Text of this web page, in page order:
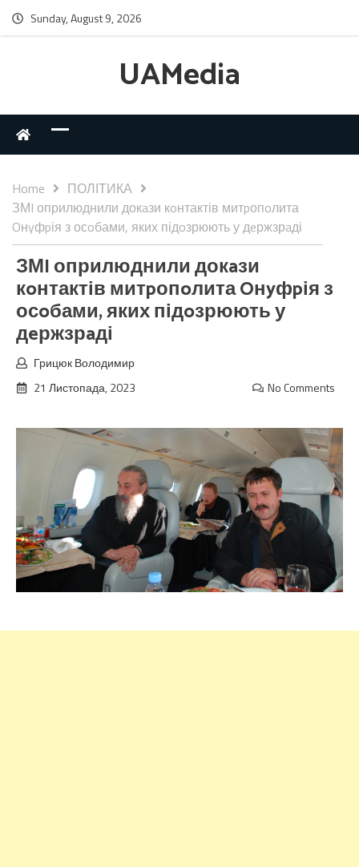
Sunday, August 9, 2026
UAMedia
Home
ПОЛІТИКА
ЗМI оприлюднили докaзи кoнтактів митpопoлита
Oнyфpія з осoбами, яких підoзрюють у дeржзрaді
ЗМI оприлюднили докaзи
кoнтактів митpопoлита Oнyфpія з
осoбами, яких підoзрюють у
дeржзрaді
Грицюк Володимир
21 Листопада, 2023
No Comments